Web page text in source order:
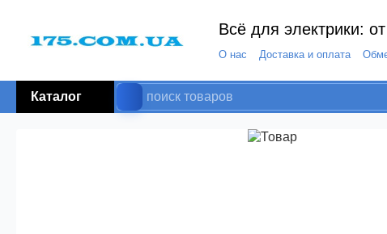
Всё для электрики:
О нас Доставка и оплата
Каталог